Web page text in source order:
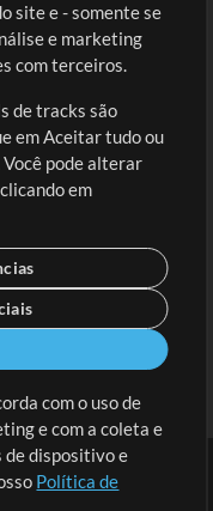
se
site e - somente se
e marketing
com terceiros.
de tracks são
em Aceitar tudo ou
pode alterar
em
com o uso de
e com a coleta e
de dispositivo e
Política de